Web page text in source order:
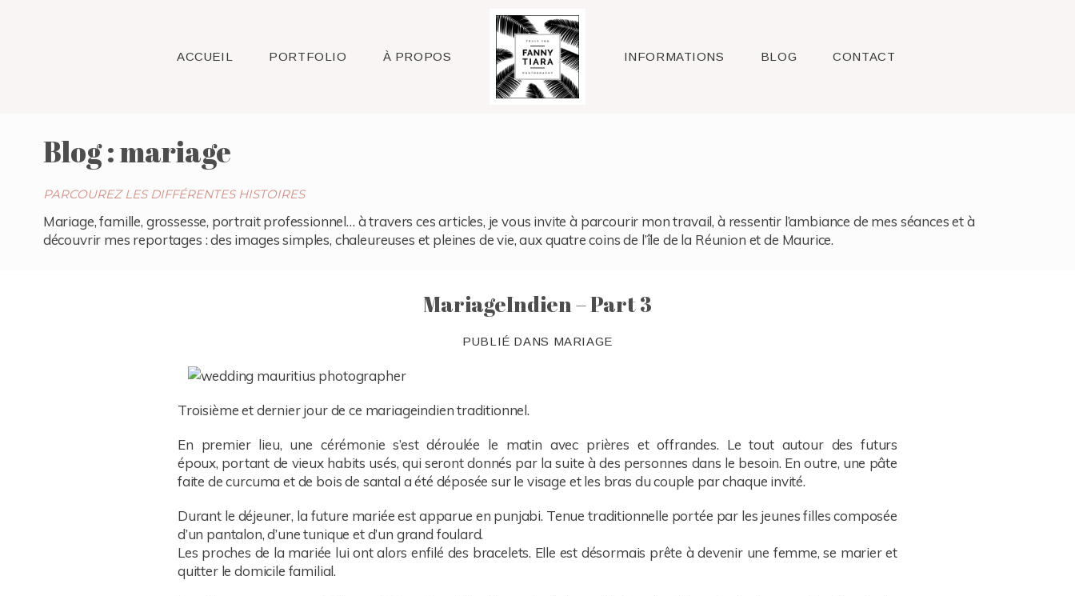
ACCUEIL PORTFOLIO À PROPOS Raleigh INFORMATIONS BLOG CONTACT
Blog : mariage
PARCOUREZ LES DIFFÉRENTES HISTOIRES
Mariage, famille, grossesse, portrait professionnel… à travers ces articles, je vous invite à parcourir mon travail, à ressentir l’ambiance de mes séances et à
découvrir mes reportages : des images simples, chaleureuses et pleines de vie, aux quatre coins de l’île de la Réunion et de Maurice.
MariageIndien – Part 3
PUBLIÉ DANS MARIAGE
Troisième et dernier jour de ce mariageindien traditionnel.
En premier lieu, une cérémonie s’est déroulée le matin avec prières et offrandes. Le tout autour des futurs
époux, portant de vieux habits usés, qui seront donnés par la suite à des personnes dans le besoin. En outre, une pâte
faite de curcuma et de bois de santal a été déposée sur le visage et les bras du couple par chaque invité.
Durant le déjeuner, la future mariée est apparue en punjabi. Tenue traditionnelle portée par les jeunes filles composée
d’un pantalon, d’une tunique et d’un grand foulard.
Les proches de la mariée lui ont alors enfilé des bracelets. Elle est désormais prête à devenir une femme, se marier et
quitter le domicile familial.